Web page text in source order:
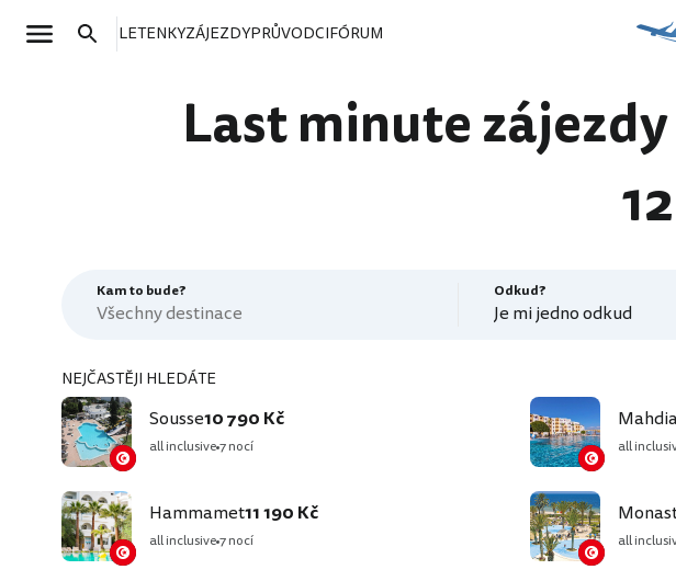
LETENKYZÁJEZDYPRŮVODCIFÓRUM
Last minute
Kam to bude? Odkud?
Je mi jedno odkud
NEJČASTĚJI HLEDÁTE
Sousse10 790 Kč
all inclusive7 nocí all
Hammamet11 190 Kč
all inclusive7 nocí all